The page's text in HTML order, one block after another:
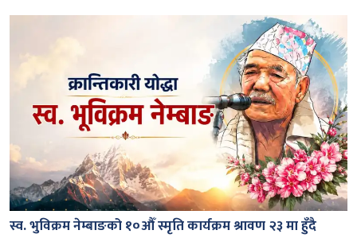
स्व. भुविक्रम नेम्बाङको १०औँ स्मृति कार्यक्रम श्रावण २३ मा हुँदै